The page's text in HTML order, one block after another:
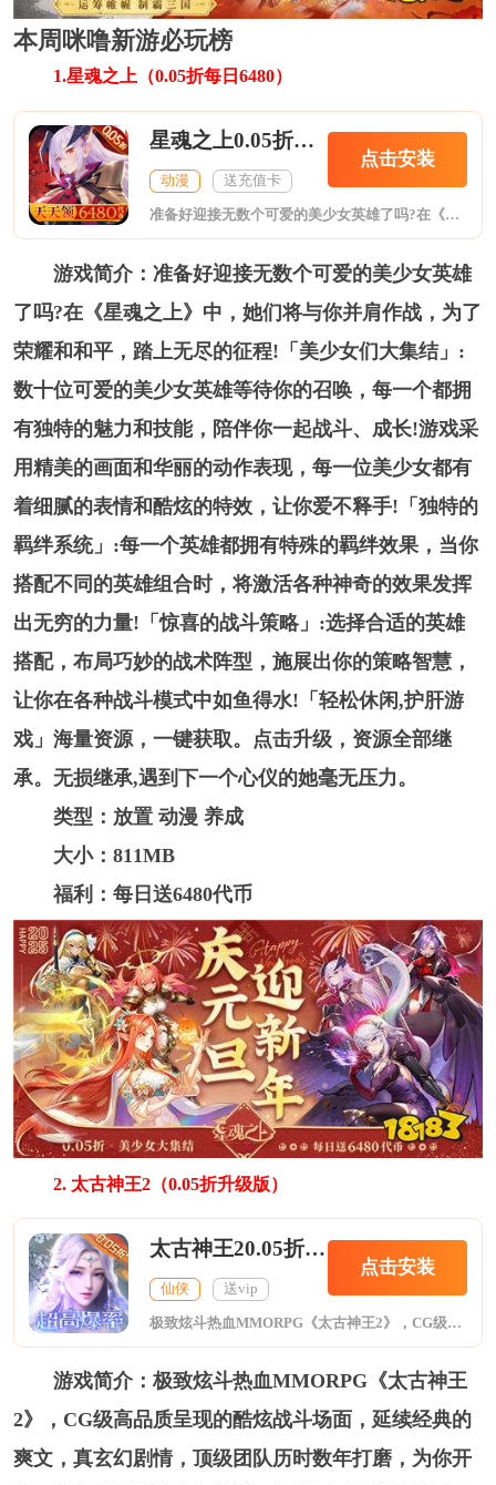
本周咪噜新游必玩榜
1.星魂之上（0.05折每日6480）
星魂之上0.05折每日6480
动漫 送充值卡
点击安装
准备好迎接无数个可爱的美少女英雄了吗?在《星魂之上》中，她们将与你并肩作战，为了荣耀和和平，踏上无尽的征程!「美少女们大集结」:数十位可爱的美少女英雄等待你的召唤，每一个都拥有独特的魅力和技能，陪伴你一起战斗、成长!
游戏简介：准备好迎接无数个可爱的美少女英雄
了吗?在《星魂之上》中，她们将与你并肩作战，为了
荣耀和和平，踏上无尽的征程!「美少女们大集结」:
数十位可爱的美少女英雄等待你的召唤，每一个都拥
有独特的魅力和技能，陪伴你一起战斗、成长!游戏采
用精美的画面和华丽的动作表现，每一位美少女都有
着细腻的表情和酷炫的特效，让你爱不释手!「独特的
羁绊系统」:每一个英雄都拥有特殊的羁绊效果，当你
搭配不同的英雄组合时，将激活各种神奇的效果发挥
出无穷的力量!「惊喜的战斗策略」:选择合适的英雄
搭配，布局巧妙的战术阵型，施展出你的策略智慧，
让你在各种战斗模式中如鱼得水!「轻松休闲,护肝游
戏」海量资源，一键获取。点击升级，资源全部继
承。无损继承,遇到下一个心仪的她毫无压力。
类型：放置 动漫 养成
大小：811MB
福利：每日送6480代币
2. 太古神王2（0.05折升级版）
太古神王20.05折升级版
仙侠 送vip
点击安装
极致炫斗热血MMORPG《太古神王2》，CG级高品质呈现的酷炫战斗场面，延续经典的爽文，真玄幻剧情，顶级团队历时数年打磨，为你开启一次以战止战的热血传说。在这里，玩家在游戏中可以扮演英勇善战的狂战角色，并且新的时代伴随着新的篇章，玩家追随主角开展全新的剧情，在新的世界里既可以看到神王世界的身影，又能看到无双世界的全新场景，酷炫的坐骑，飘逸的神仆，灵动的翅膀，洪荒中的神器等，他们将陪伴玩家在无双世界里共同成长，登上顶峰。
游戏简介：极致炫斗热血MMORPG《太古神王
2》，CG级高品质呈现的酷炫战斗场面，延续经典的
爽文，真玄幻剧情，顶级团队历时数年打磨，为你开